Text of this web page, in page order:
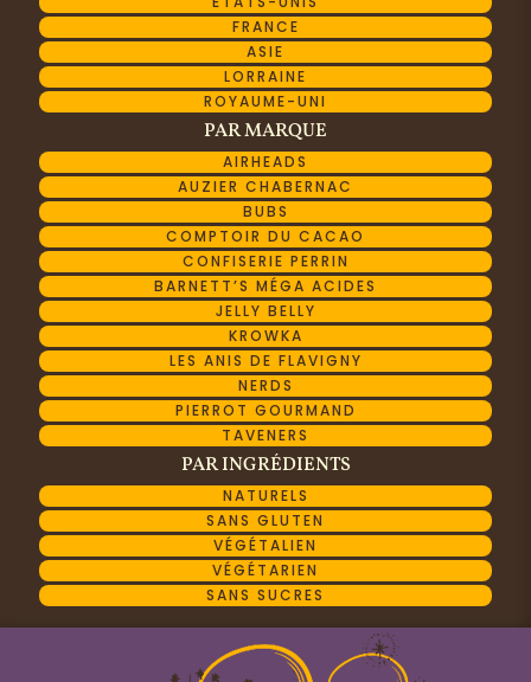
FRANCE
ASIE
LORRAINE
ROYAUME-UNI
PAR MARQUE
AIRHEADS
AUZIER CHABERNAC
BUBS
COMPTOIR DU CACAO
CONFISERIE PERRIN
BARNETT’S MÉGA ACIDES
JELLY BELLY
KROWKA
LES ANIS DE FLAVIGNY
NERDS
PIERROT GOURMAND
TAVENERS
PAR INGRÉDIENTS
NATURELS
SANS GLUTEN
VÉGÉTALIEN
VÉGÉTARIEN
SANS SUCRES